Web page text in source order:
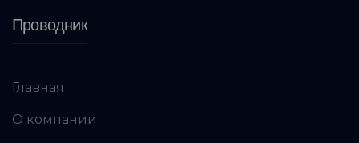
Проводник
Главная
О компании